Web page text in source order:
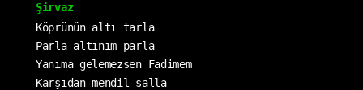
Şirvaz
Köprünün altı tarla
Parla altınım parla
Yanıma gelemezsen Fadimem
Karşıdan mendil salla